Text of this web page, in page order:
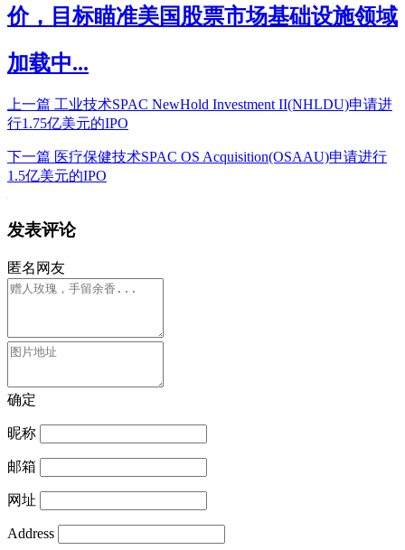
价，目标瞄准美国股票市场基础设施领域
加载中...
上一篇 工业技术SPAC NewHold Investment II(NHLDU)申请进
行1.75亿美元的IPO
下一篇 医疗保健技术SPAC OS Acquisition(OSAAU)申请进行
1.5亿美元的IPO
发表评论
匿名网友
确定
昵称
邮箱
网址
Address